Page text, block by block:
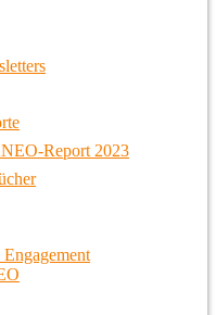
Report 2023